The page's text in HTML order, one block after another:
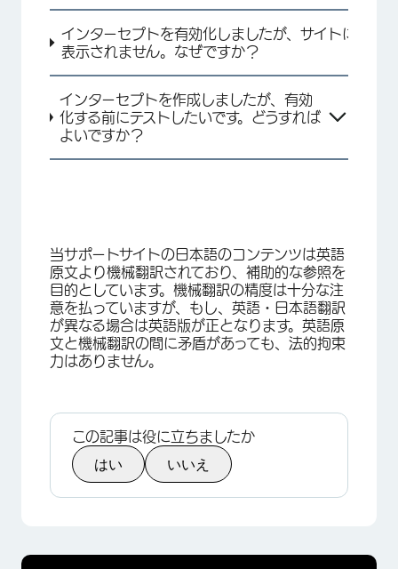
インターセプトを有効化しましたが、サイトに
表示されません。なぜですか？
インターセプトを作成しましたが、有効
化する前にテストしたいです。どうすれば
よいですか？
当サポートサイトの日本語のコンテンツは英語
原文より機械翻訳されており、補助的な参照を
目的としています。機械翻訳の精度は十分な注
意を払っていますが、もし、英語・日本語翻訳
が異なる場合は英語版が正となります。英語原
文と機械翻訳の間に矛盾があっても、法的拘束
力はありません。
この記事は役に立ちましたか
はい いいえ